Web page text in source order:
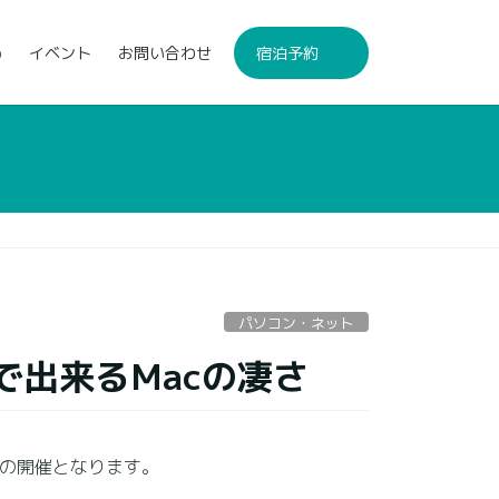
イベント お問い合わせ 宿泊予約
パソコン・ネット
来るMacの凄さ
催となります。